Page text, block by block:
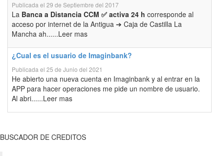
Publicada el 29 de Septiembre del 2017
La Banca a Distancia CCM ✅ activa 24 h corresponde al
acceso por internet de la Antigua ➔ Caja de Castilla La
Mancha ah......Leer mas
¿Cual es el usuario de Imaginbank?
Publicada el 25 de Junio del 2021
He abierto una nueva cuenta en Imaginbank y al entrar en la
APP para hacer operaciones me pide un nombre de usuario.
Al abri......Leer mas
BUSCADOR DE CREDITOS